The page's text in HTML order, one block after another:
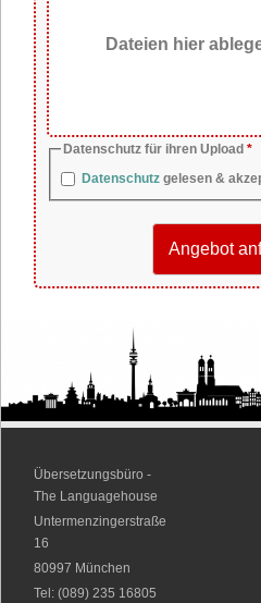
Dateien hier
Pflichtfeld
Datenschutz für ihren Upload *
Datenschutz gelesen &
Übersetzungsbüro -
The Languagehouse
Untermenzingerstraße
16
80997 München
Tel: (089) 235 16805